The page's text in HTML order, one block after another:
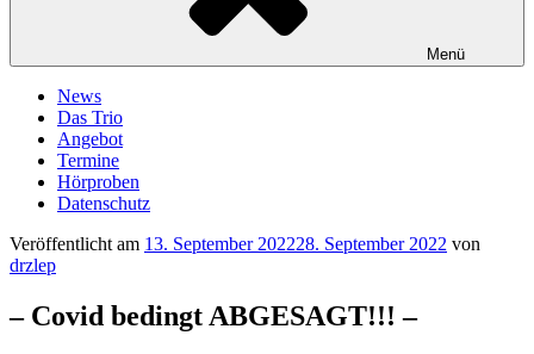
Menü
News
Das Trio
Angebot
Termine
Hörproben
Datenschutz
Veröffentlicht am 13. September 202228. September 2022 von
drzlep
– Covid bedingt ABGESAGT!!! –